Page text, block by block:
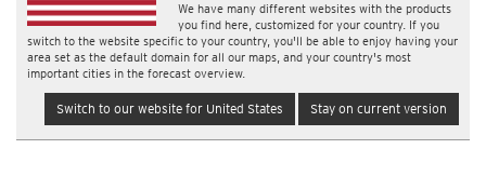
We have many different websites with the products
you find here, customized for your country. If you
switch to the website specific to your country, you'll be able to enjoy having your
area set as the default domain for all our maps, and your country's most
important cities in the forecast overview.
Switch to our website for United States Stay on current version